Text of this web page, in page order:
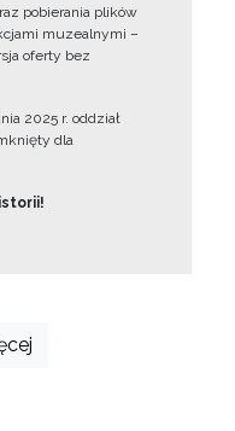
pobierania plików
muzealnymi –
oferty bez
2025 r. oddział
dla